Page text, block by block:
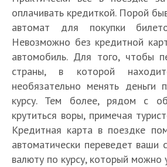
оплачивать кредиткой. Порой
автомат для покупки
Невозможно без кредитной
автомобиль. Для того, чтобы
страны, в которой
необязательно менять деньги
курсу. Тем более, рядом с
крутиться воры, примечая
Кредитная карта в поездке
автоматически переведет ваши
валюту по курсу, который можно